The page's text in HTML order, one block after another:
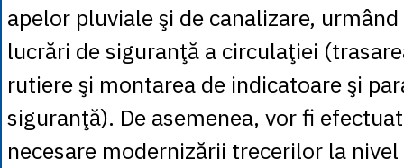
apelor pluviale şi de canalizare, urmând
lucrări de siguranţă a circulaţiei
rutiere şi montarea de indicatoare şi
siguranţă). De asemenea, vor fi
necesare modernizării trecerilor la